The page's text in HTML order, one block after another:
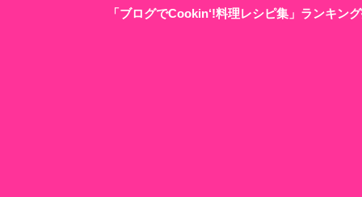
「ブログでCookin‘!料理レシピ集」ランキン